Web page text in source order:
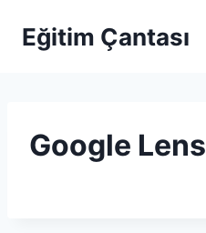
Eğitim Çantası
Google Lens